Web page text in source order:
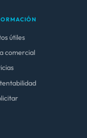
útiles
comercial